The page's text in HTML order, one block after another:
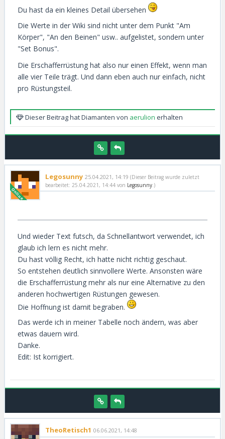
Du hast da ein kleines Detail übersehen
Die Werte in der Wiki sind nicht unter dem Punkt "Am
Körper", "An den Beinen" usw.. aufgelistet, sondern unter
"Set Bonus".
Die Erschafferrüstung hat also nur einen Effekt, wenn man
alle vier Teile trägt. Und dann eben auch nur einfach, nicht
pro Rüstungsteil.
Dieser Beitrag hat Diamanten von aerulion erhalten
Legosunny 25.04.2021, 14:19 (Dieser Beitrag wurde zuletzt
bearbeitet: 25.04.2021, 14:44 von Legosunny.)
Und wieder Text futsch, da Schnellantwort verwendet, ich
glaub ich lern es nicht mehr.
Du hast völlig Recht, ich hatte nicht richtig geschaut.
So entstehen deutlich sinnvollere Werte. Ansonsten wäre
die Erschafferrüstung mehr als nur eine Alternative zu den
anderen hochwertigen Rüstungen gewesen.
Die Hoffnung ist damit begraben.
Das werde ich in meiner Tabelle noch ändern, was aber
etwas dauern wird.
Danke.
Edit: Ist korrigiert.
TheoRetisch1 06.06.2021, 14:48